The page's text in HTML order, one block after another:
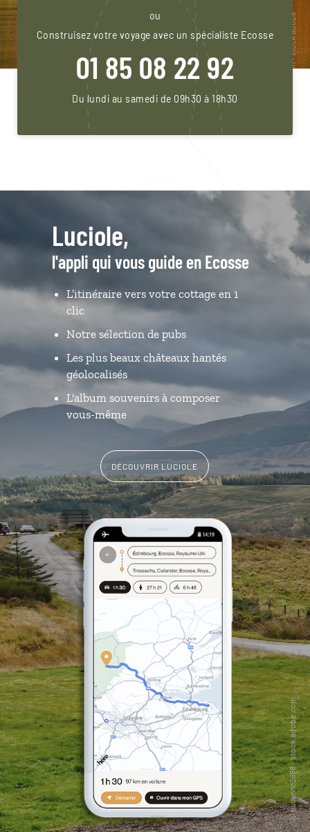
ou
Construisez votre voyage avec un spécialiste Ecosse
01 85 08 22 92
Du lundi au samedi de 09h30 à 18h30
Luciole,
l'appli qui vous guide en Ecosse
L’itinéraire vers votre cottage en 1
clic
Notre sélection de pubs
Les plus beaux châteaux hantés
géolocalisés
L'album souvenirs à composer
vous-même
DÉCOUVRIR LUCIOLE